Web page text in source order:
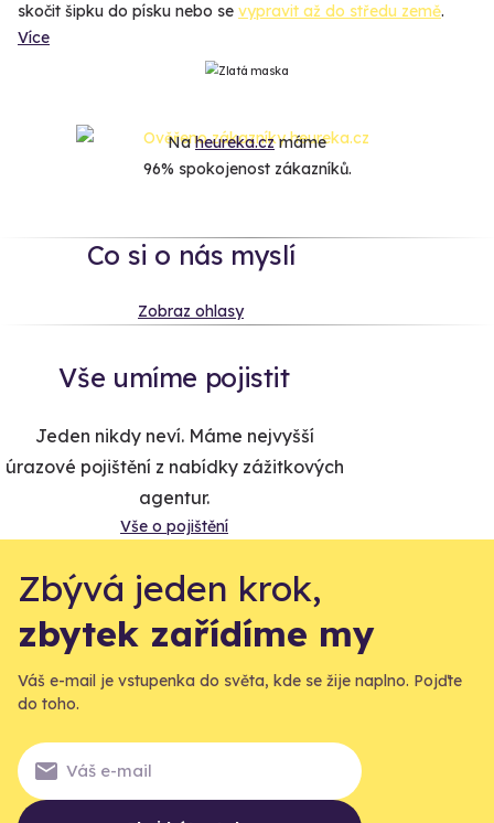
skočit šipku do písku nebo se vypravit až do středu země.
Více
Naheureka.czmáme
96% spokojenost zákazníků.
Co si o nás myslí
Zobraz ohlasy
Vše umíme pojistit
Jeden nikdy neví. Máme nejvyšší
úrazové pojištění z nabídky zážitkových
agentur.
Vše o pojištění
Zbývá jeden krok,
zbytek zařídíme my
Váš e-mail je vstupenka do světa, kde se žije naplno. Pojďte
do toho.